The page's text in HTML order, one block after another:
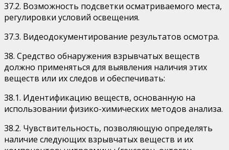
37.2. Возможность подсветки осматриваемого места,
регулировки условий освещения.
37.3. Видеодокументирование результатов осмотра.
38. Средство обнаружения взрывчатых веществ
должно применяться для выявления наличия этих
веществ или их следов и обеспечивать:
38.1. Идентификацию веществ, основанную на
использовании физико-химических методов анализа.
38.2. Чувствительность, позволяющую определять
наличие следующих взрывчатых веществ и их